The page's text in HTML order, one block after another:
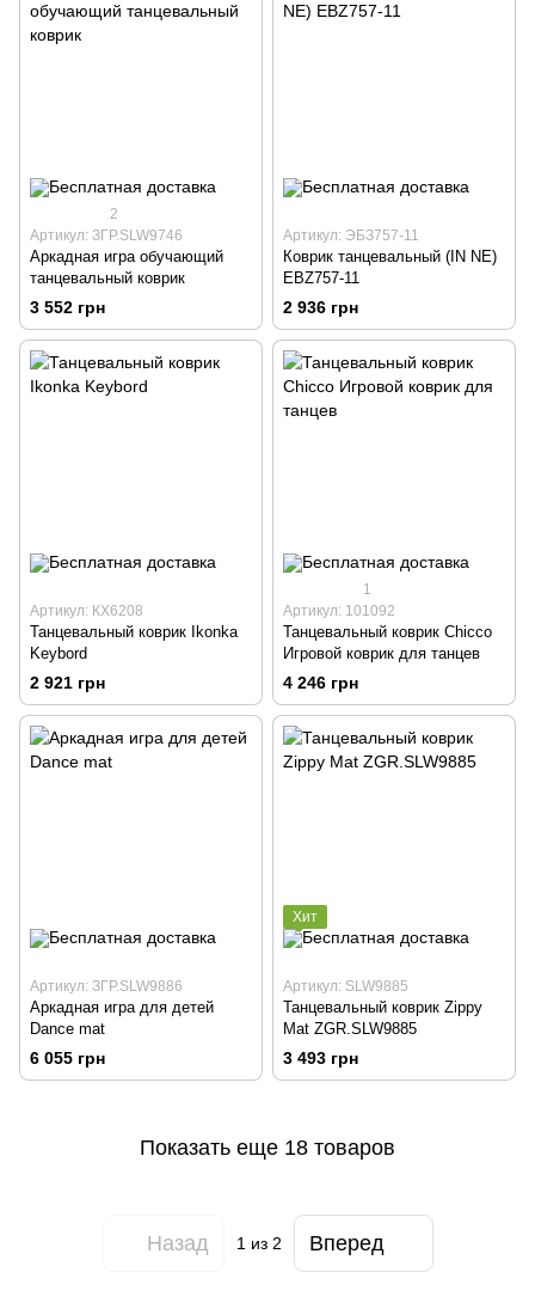
2
Артикул: ЗГР.SLW9746
Аркадная игра обучающий
танцевальный коврик
3 552 грн
Артикул: ЭБЗ757-11
Коврик танцевальный (IN NE)
EBZ757-11
2 936 грн
Артикул: КХ6208
Танцевальный коврик Ikonka
Keybord
2 921 грн
1
Артикул: 101092
Танцевальный коврик Chicco
Игровой коврик для танцев
4 246 грн
Артикул: ЗГР.SLW9886
Аркадная игра для детей
Dance mat
6 055 грн
Хит
Артикул: SLW9885
Танцевальный коврик Zippy
Mat ZGR.SLW9885
3 493 грн
Показать еще 18 товаров
Назад 1из 2 Вперед